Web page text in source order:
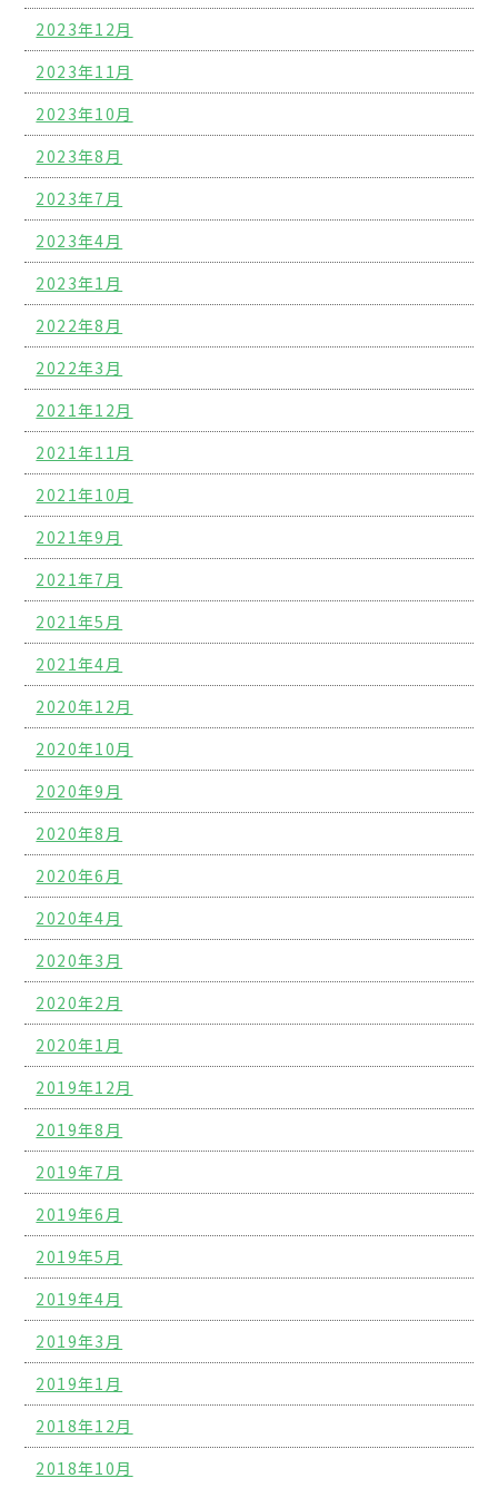
2023年12月
2023年11月
2023年10月
2023年8月
2023年7月
2023年4月
2023年1月
2022年8月
2022年3月
2021年12月
2021年11月
2021年10月
2021年9月
2021年7月
2021年5月
2021年4月
2020年12月
2020年10月
2020年9月
2020年8月
2020年6月
2020年4月
2020年3月
2020年2月
2020年1月
2019年12月
2019年8月
2019年7月
2019年6月
2019年5月
2019年4月
2019年3月
2019年1月
2018年12月
2018年10月